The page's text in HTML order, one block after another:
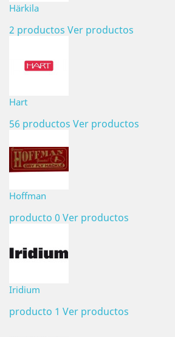
Härkila
2 productos Ver productos
Hart
56 productos Ver productos
Hoffman
producto 0 Ver productos
Iridium
producto 1 Ver productos